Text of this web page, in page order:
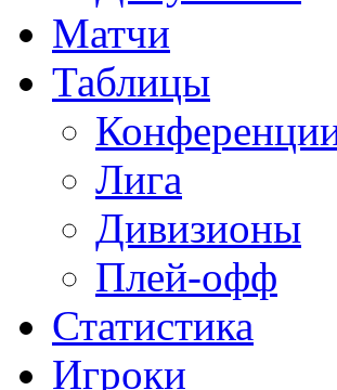
Матчи
Таблицы
Лига
Дивизионы
Плей-офф
Статистика
Игроки